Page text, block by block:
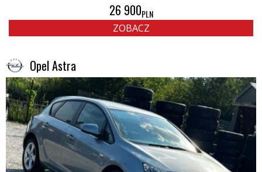
26 900PLN
ZOBACZ
Opel Astra